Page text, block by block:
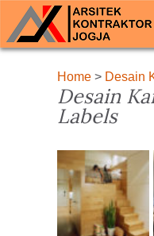
Home> Desain
Desain
Labels